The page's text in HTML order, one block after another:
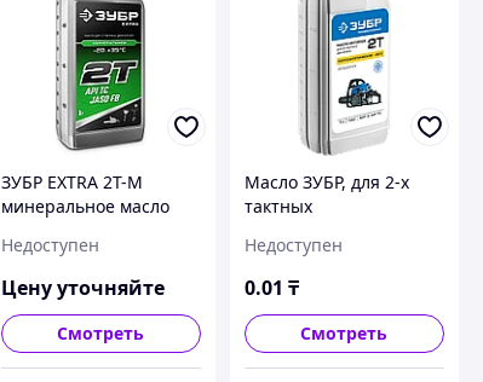
ЗУБР EXTRA 2Т-М
минеральное масло
двигателей, 1 л
Недоступен
Цену уточняйте
Смотреть
Масло ЗУБР, для 2-х
тактных
(-30С),соотнош. бензин-
масло 50:1, класс API
Недоступен
0.01 ₸
Смотреть